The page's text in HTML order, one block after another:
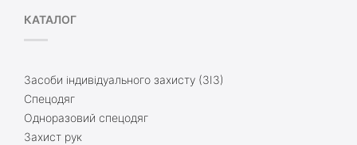
КАТАЛОГ
Засоби індивідуального захисту (ЗІЗ)
Спецодяг
Одноразовий спецодяг
Захист рук